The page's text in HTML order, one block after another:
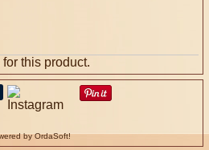
this product.
by OrdaSoft!